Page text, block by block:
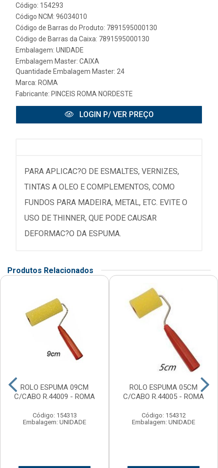
Código: 154293
Código NCM: 96034010
Código de Barras do Produto: 7891595000130
Código de Barras da Caixa: 7891595000130
Embalagem: UNIDADE
Embalagem Master: CAIXA
Quantidade Embalagem Master: 24
Marca: ROMA
Fabricante: PINCEIS ROMA NORDESTE
LOGIN P/ VER PREÇO
PARA APLICAC?O DE ESMALTES, VERNIZES,
TINTAS A OLEO E COMPLEMENTOS, COMO
FUNDOS PARA MADEIRA, METAL, ETC. EVITE O
USO DE THINNER, QUE PODE CAUSAR
DEFORMAC?O DA ESPUMA.
Produtos Relacionados
ROLO ESPUMA 09CM
C/CABO R.44009 - ROMA
Código: 154313
Embalagem: UNIDADE
ROLO ESPUMA 05CM
C/CABO R.44005 - ROMA
Código: 154312
Embalagem: UNIDADE